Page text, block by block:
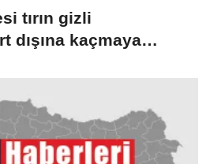
tırın gizli
dışına kaçmaya